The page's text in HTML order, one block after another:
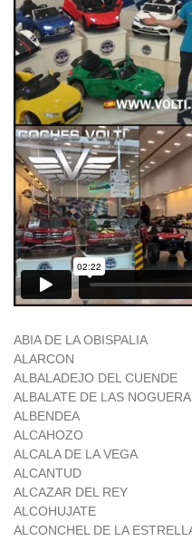
ABIA DE LA OBISPALIA
ALARCON
ALBALADEJO DEL CUENDE
ALBALATE DE LAS
ALBENDEA
ALCAHOZO
ALCALA DE LA VEGA
ALCANTUD
ALCAZAR DEL REY
ALCOHUJATE
ALCONCHEL DE LA